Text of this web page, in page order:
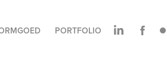
PORTFOLIO